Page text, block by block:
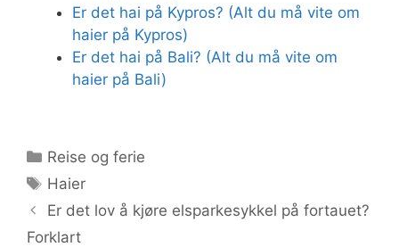
Er det hai på Kypros? (Alt du må vite om
haier på Kypros)
Er det hai på Bali? (Alt du må vite om
haier på Bali)
Kategorier
Reise og ferie
Stikkord
Haier
Er det lov å kjøre elsparkesykkel på fortauet?
Forklart